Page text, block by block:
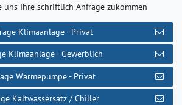
uns Ihre schriftlich Anfrage zukommen
Klimaanlage - Privat
Klimaanlage - Gewerblich
Wärmepumpe - Privat
Kaltwassersatz / Chiller